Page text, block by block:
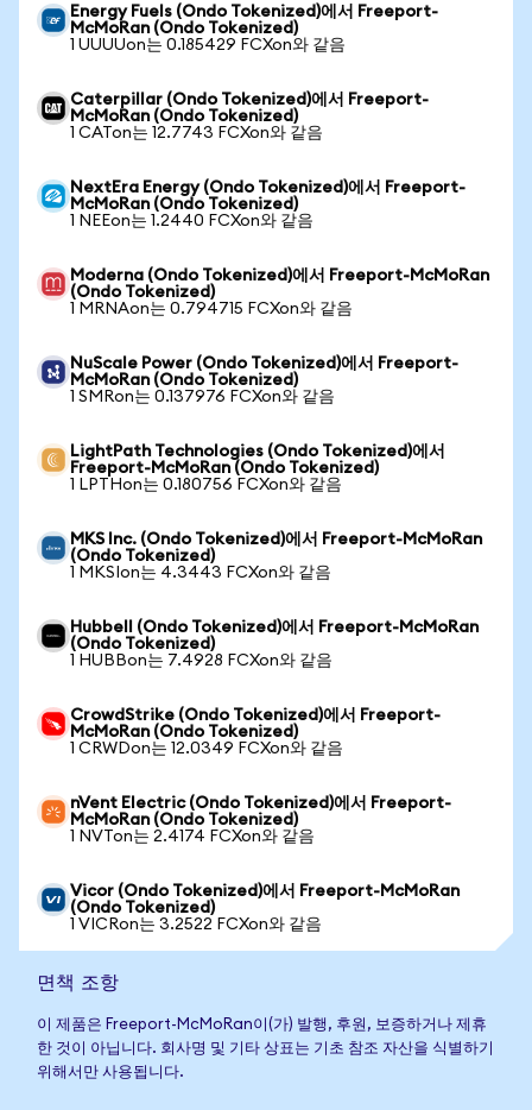
Energy Fuels (Ondo Tokenized)에서 Freeport-
McMoRan (Ondo Tokenized)
1 UUUUon는 0.185429 FCXon와 같음
Caterpillar (Ondo Tokenized)에서 Freeport-
McMoRan (Ondo Tokenized)
1 CATon는 12.7743 FCXon와 같음
NextEra Energy (Ondo Tokenized)에서 Freeport-
McMoRan (Ondo Tokenized)
1 NEEon는 1.2440 FCXon와 같음
Moderna (Ondo Tokenized)에서 Freeport-McMoRan
(Ondo Tokenized)
1 MRNAon는 0.794715 FCXon와 같음
NuScale Power (Ondo Tokenized)에서 Freeport-
McMoRan (Ondo Tokenized)
1 SMRon는 0.137976 FCXon와 같음
LightPath Technologies (Ondo Tokenized)에서
Freeport-McMoRan (Ondo Tokenized)
1 LPTHon는 0.180756 FCXon와 같음
MKS Inc. (Ondo Tokenized)에서 Freeport-McMoRan
(Ondo Tokenized)
1 MKSIon는 4.3443 FCXon와 같음
Hubbell (Ondo Tokenized)에서 Freeport-McMoRan
(Ondo Tokenized)
1 HUBBon는 7.4928 FCXon와 같음
CrowdStrike (Ondo Tokenized)에서 Freeport-
McMoRan (Ondo Tokenized)
1 CRWDon는 12.0349 FCXon와 같음
nVent Electric (Ondo Tokenized)에서 Freeport-
McMoRan (Ondo Tokenized)
1 NVTon는 2.4174 FCXon와 같음
Vicor (Ondo Tokenized)에서 Freeport-McMoRan
(Ondo Tokenized)
1 VICRon는 3.2522 FCXon와 같음
면책 조항
이 제품은 Freeport-McMoRan이(가) 발행, 후원, 보증하거나 제휴
한 것이 아닙니다. 회사명 및 기타 상표는 기초 참조 자산을 식별하기
위해서만 사용됩니다.